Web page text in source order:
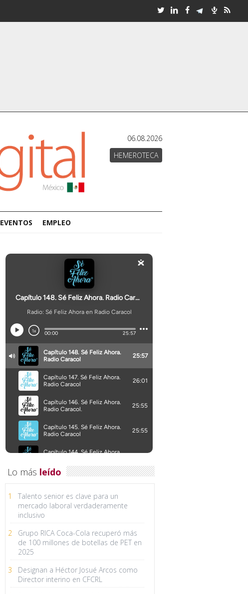
06.08.2026
HEMEROTECA
EVENTOS EMPLEO
Lo más leído
1
Talento senior es clave para un
mercado laboral verdaderamente
inclusivo
2
Grupo RICA Coca-Cola recuperó más
de 100 millones de botellas de PET en
2025
3
Designan a Héctor Josué Arcos como
Director interino en CFCRL